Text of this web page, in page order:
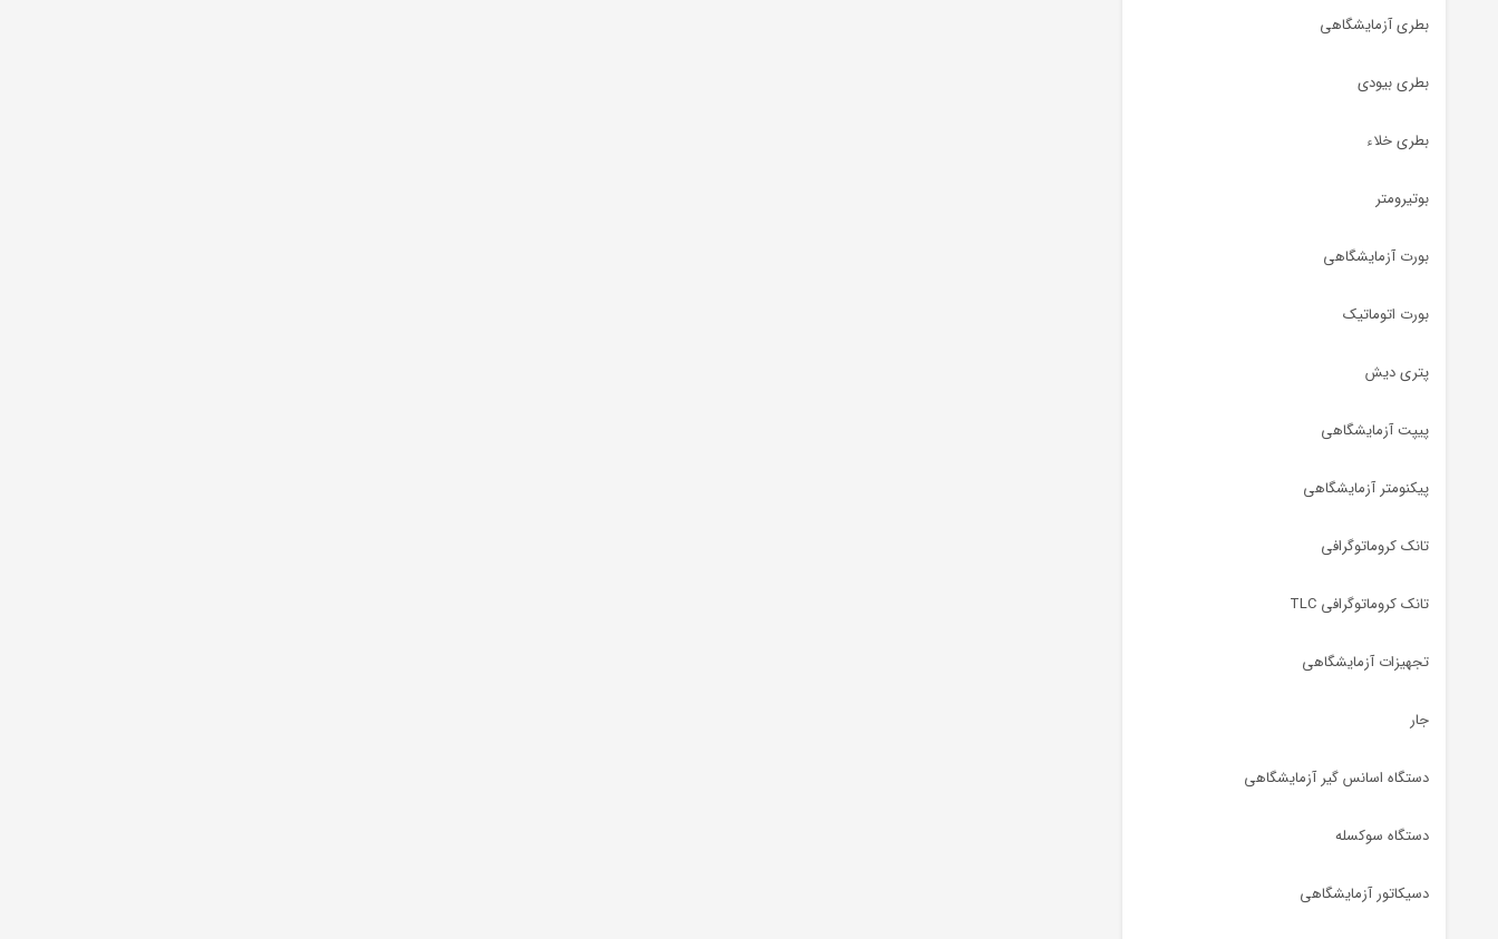
بطری آزمایشگاهی
بطری بیودی
بطری خلاء
بوتیرومتر
بورت آزمایشگاهی
بورت اتوماتیک
پتری دیش
پیپت آزمایشگاهی
پیکنومتر آزمایشگاهی
تانک کروماتوگرافی
تانک کروماتوگرافی TLC
تجهیزات آزمایشگاهی
جار
دستگاه اسانس گیر آزمایشگاهی
دستگاه سوکسله
دسیکاتور آزمایشگاهی